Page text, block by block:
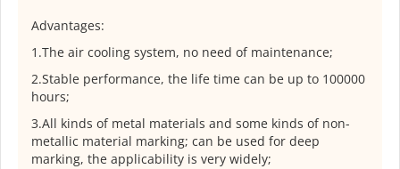
Advantages:
1.The air cooling system, no need of maintenance;
2.Stable performance, the life time can be up to 100000
hours;
3.All kinds of metal materials and some kinds of non-
metallic material marking; can be used for deep
marking, the applicability is very widely;